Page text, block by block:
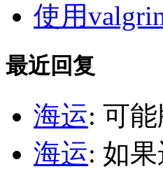
使用
最近回复
海运: 可
海运: 如